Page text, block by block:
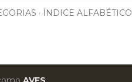
ÍNDICE ALFABÉTICO